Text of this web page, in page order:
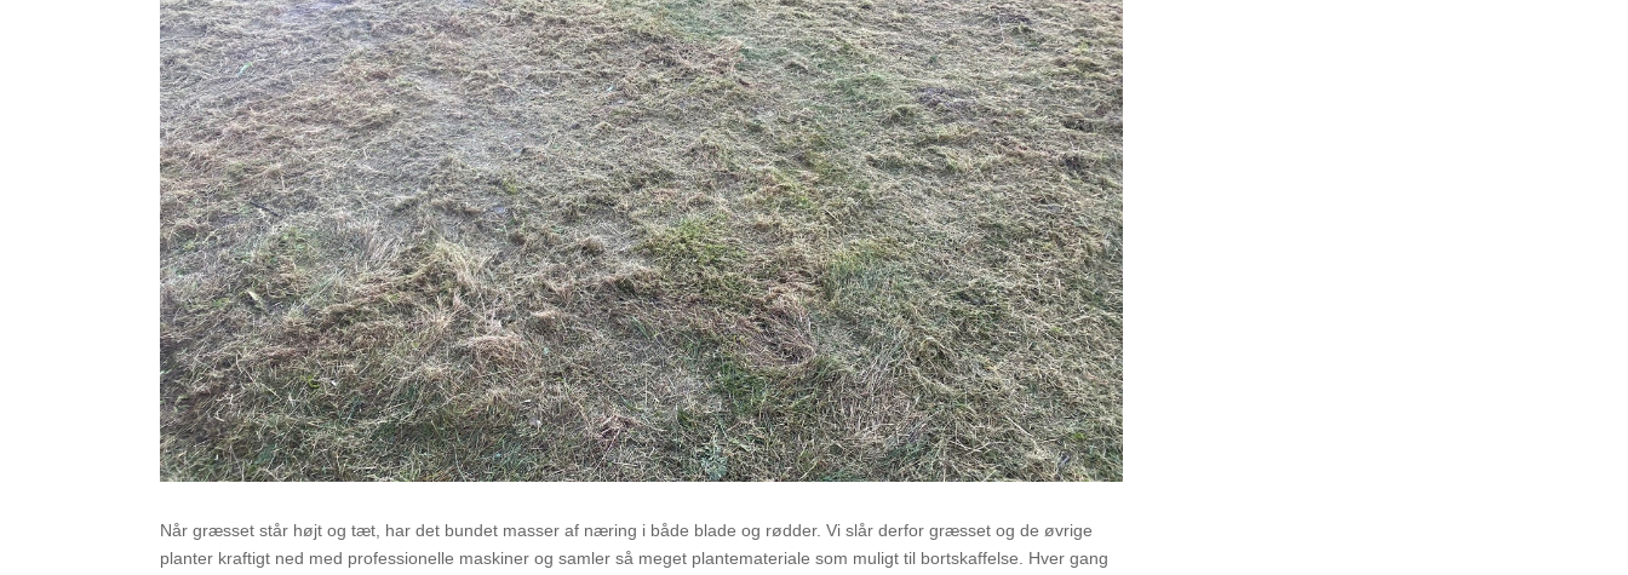
Når græsset står højt og tæt, har det bundet masser af næring i både blade og rødder. Vi slår derfor græsset og de øvrige
planter kraftigt ned med professionelle maskiner og samler så meget plantemateriale som muligt til bortskaffelse. Hver gang